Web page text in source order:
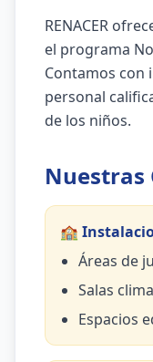
RENACER
el programa
Contamos con
personal
de los niños.
Nuestras
🏫
Áreas de
Salas
Espacios